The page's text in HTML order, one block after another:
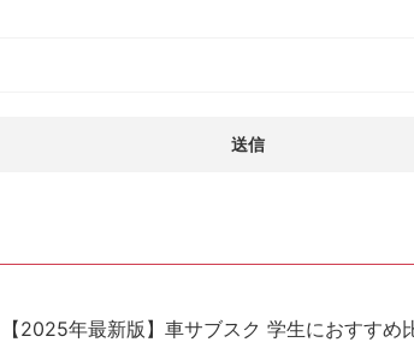
【2025年最新版】車サブスク 学生におすすめ